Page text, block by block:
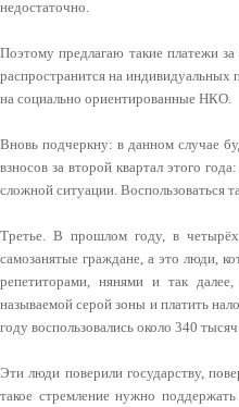
недостаточно.
Поэтому предлагаю такие платежи
распространится на индивидуальных
на социально ориентированные НКО.
Вновь подчеркну: в данном случае
взносов за второй квартал этого
сложной ситуации. Воспользоваться
Третье. В прошлом году, в
самозанятые граждане, а это люди,
репетиторами, нянями и так
называемой серой зоны и платить
году воспользовались около 340
Эти люди поверили государству,
такое стремление нужно